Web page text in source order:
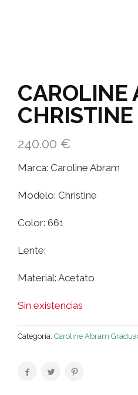
CAROLINE
CHRISTINE
240.00 €
Marca: Caroline Abram
Modelo: Christine
Color: 661
Lente:
Material: Acetato
Sin existencias
Categoría: Caroline Abram